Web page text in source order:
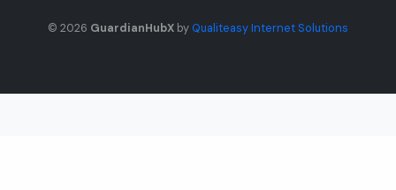
© 2026 GuardianHubX by Qualiteasy Internet Solutions